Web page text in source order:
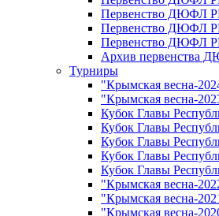
Первенство ДЮФЛ
Первенство ДЮФЛ
Первенство ДЮФЛ
Архив первенства
Турниры
"Крымская весна-
"Крымская весна-
Кубок Главы
Кубок Главы
Кубок Главы
Кубок Главы
Кубок Главы
"Крымская весна-
"Крымская весна-
"Крымская весна-